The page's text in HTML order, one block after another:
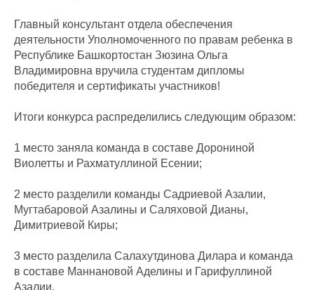
Главный консультант отдела обеспечения
деятельности Уполномоченного по правам ребенка в
Республике Башкортостан Зюзина Ольга
Владимировна вручила студентам дипломы
победителя и сертификаты участников!
Итоги конкурса распределились следующим образом:
1 место заняла команда в составе Дорониной
Виолетты и Рахматуллиной Есении;
2 место разделили команды Садриевой Азалии,
Мугтабаровой Азалины и Саляховой Дианы,
Димитриевой Киры;
3 место разделила Салахутдинова Дилара и команда
в составе Маннановой Аделины и Гарифуллиной
Азалии.